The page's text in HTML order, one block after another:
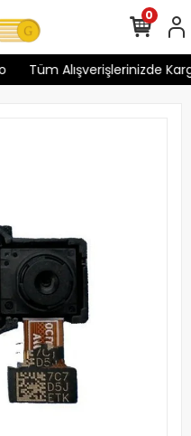
Tüm Alışverişlerinizde
0